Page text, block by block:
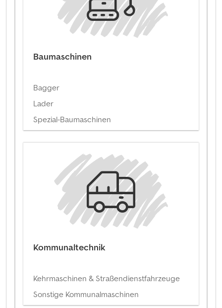
Baumaschinen
Bagger
Lader
Spezial-Baumaschinen
Kommunaltechnik
Kehrmaschinen & Straßendienstfahrzeuge
Sonstige Kommunalmaschinen